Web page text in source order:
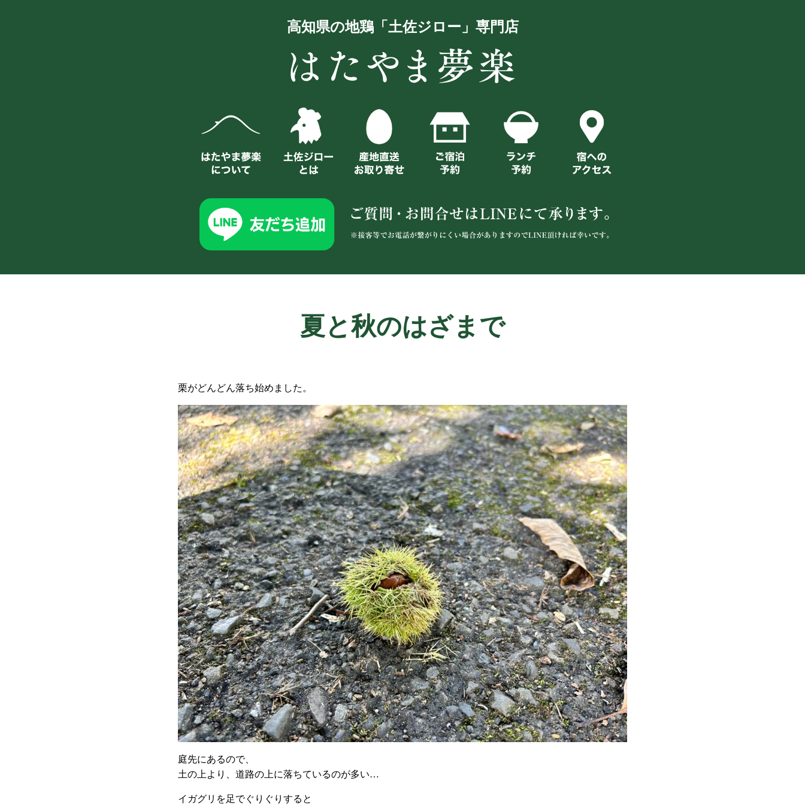
高知県の地鶏「土佐ジロー」専門店
夏と秋のはざまで
栗がどんどん落ち始めました。
庭先にあるので、
土の上より、道路の上に落ちているのが多い…
イガグリを足でぐりぐりすると